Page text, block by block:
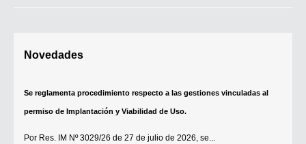
sitio:
Novedades
Se reglamenta procedimiento respecto a las gestiones vinculadas al
permiso de Implantación y Viabilidad de Uso.
Por Res. IM Nº 3029/26 de 27 de julio de 2026, se...